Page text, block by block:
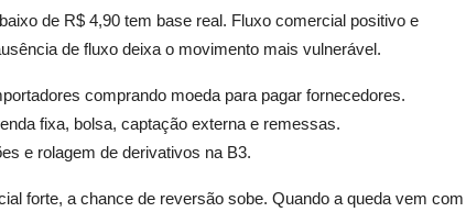
de R$ 4,90 tem base real. Fluxo comercial positivo e
de fluxo deixa o movimento mais vulnerável.
comprando moeda para pagar fornecedores.
fixa, bolsa, captação externa e remessas.
e rolagem de derivativos na B3.
forte, a chance de reversão sobe. Quando a queda vem com